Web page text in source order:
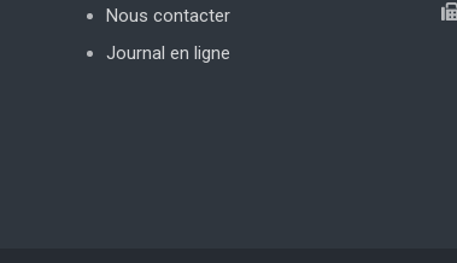
Nous contacter
Journal en ligne